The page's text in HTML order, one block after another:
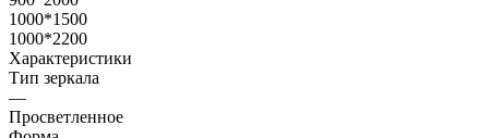
1000*1500
1000*2200
Характеристики
Тип зеркала
—
Просветленное